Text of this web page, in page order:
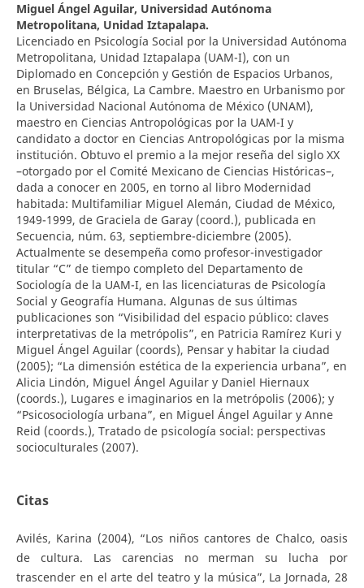
Miguel Ángel Aguilar, Universidad Autónoma
Metropolitana, Unidad Iztapalapa.
Licenciado en Psicología Social por la Universidad Autónoma
Metropolitana, Unidad Iztapalapa (UAM-I), con un
Diplomado en Concepción y Gestión de Espacios Urbanos,
en Bruselas, Bélgica, La Cambre. Maestro en Urbanismo por
la Universidad Nacional Autónoma de México (UNAM),
maestro en Ciencias Antropológicas por la UAM-I y
candidato a doctor en Ciencias Antropológicas por la misma
institución. Obtuvo el premio a la mejor reseña del siglo XX
–otorgado por el Comité Mexicano de Ciencias Históricas–,
dada a conocer en 2005, en torno al libro Modernidad
habitada: Multifamiliar Miguel Alemán, Ciudad de México,
1949-1999, de Graciela de Garay (coord.), publicada en
Secuencia, núm. 63, septiembre-diciembre (2005).
Actualmente se desempeña como profesor-investigador
titular “C” de tiempo completo del Departamento de
Sociología de la UAM-I, en las licenciaturas de Psicología
Social y Geografía Humana. Algunas de sus últimas
publicaciones son “Visibilidad del espacio público: claves
interpretativas de la metrópolis”, en Patricia Ramírez Kuri y
Miguel Ángel Aguilar (coords), Pensar y habitar la ciudad
(2005); “La dimensión estética de la experiencia urbana”, en
Alicia Lindón, Miguel Ángel Aguilar y Daniel Hiernaux
(coords.), Lugares e imaginarios en la metrópolis (2006); y
“Psicosociología urbana”, en Miguel Ángel Aguilar y Anne
Reid (coords.), Tratado de psicología social: perspectivas
socioculturales (2007).
Citas
Avilés, Karina (2004), “Los niños cantores de Chalco, oasis
de cultura. Las carencias no merman su lucha por
trascender en el arte del teatro y la música”, La Jornada, 28